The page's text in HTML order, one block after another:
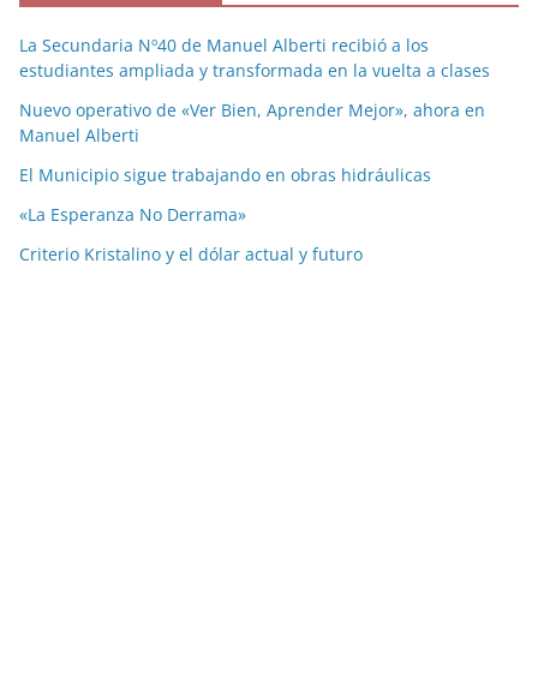
La Secundaria Nº40 de Manuel Alberti recibió a los
estudiantes ampliada y transformada en la vuelta a clases
Nuevo operativo de «Ver Bien, Aprender Mejor», ahora en
Manuel Alberti
El Municipio sigue trabajando en obras hidráulicas
«La Esperanza No Derrama»
Criterio Kristalino y el dólar actual y futuro